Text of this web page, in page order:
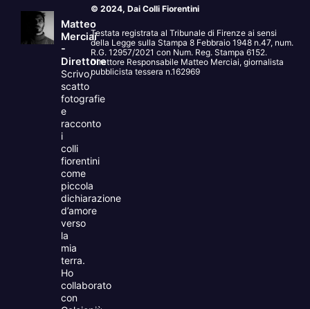
Matteo
Merciai
-
Direttore
Scrivo,
scatto
fotografie
e
racconto
i
colli
fiorentini
come
piccola
dichiarazione
d’amore
verso
la
mia
terra.
Ho
collaborato
con
© 2024, Dai Colli Fiorentini
Testata registrata al Tribunale di Firenze ai sensi
della Legge sulla Stampa 8 Febbraio 1948 n.47, num.
R.G. 12957/2021 con Num. Reg. Stampa 6152.
Direttore Responsabile Matteo Merciai, giornalista
pubblicista tessera n.162969